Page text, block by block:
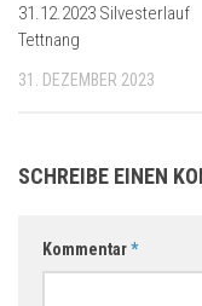
31.12.2023 Silvesterlauf
Tettnang
31. DEZEMBER 2023
SCHREIBE EINEN
Kommentar*